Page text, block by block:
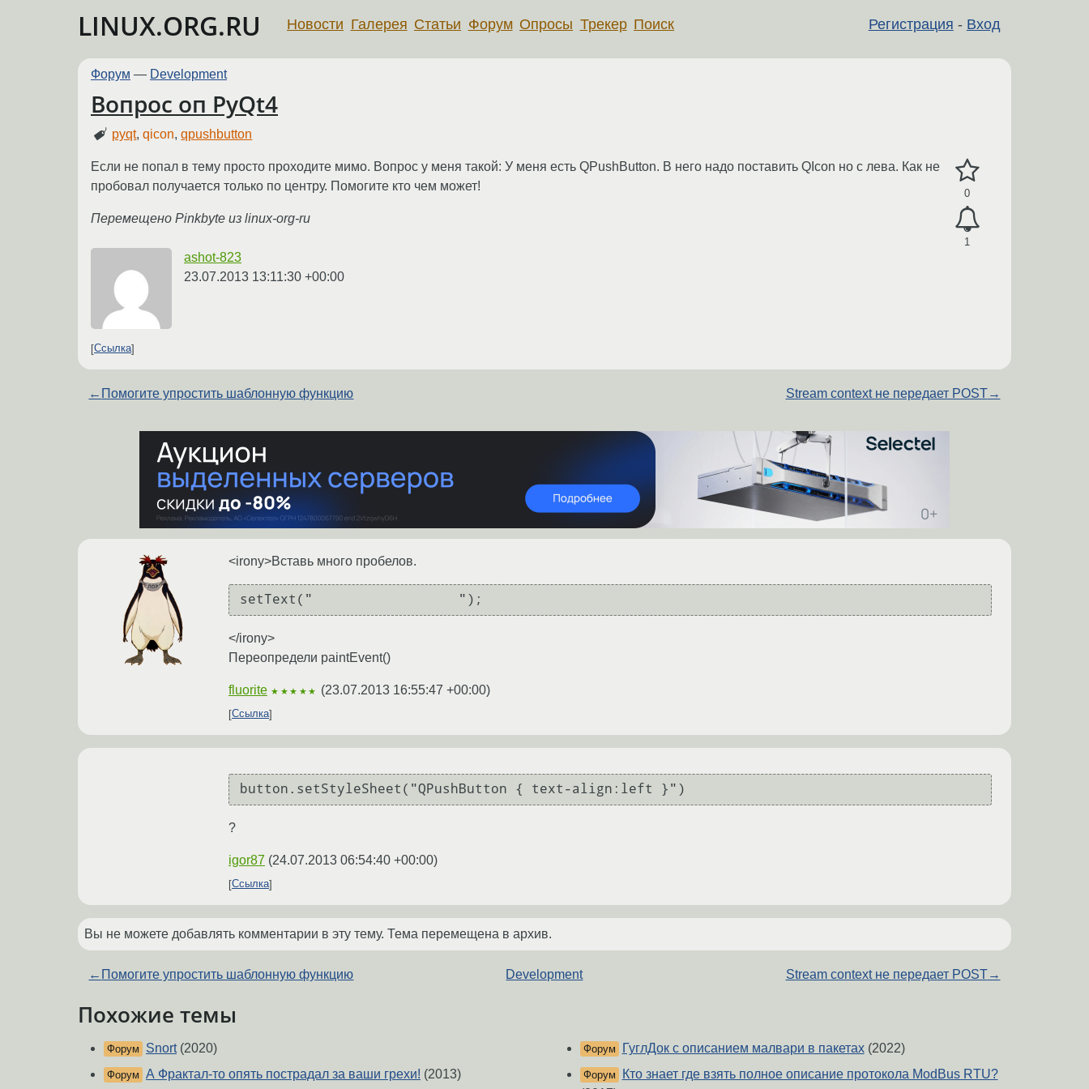
LINUX.ORG.RU Регистрация - Вход
Новости Галерея Статьи Форум Опросы Трекер Поиск
Форум — Development
Вопрос оп PyQt4
pyqt,qicon,qpushbutton
0
1
Если не попал в тему просто проходите мимо. Вопрос у меня такой: У меня есть QPushButton. В него надо поставить QIcon но с лева. Как не
пробовал получается только по центру. Помогите кто чем может!
Перемещено Pinkbyte из linux-org-ru
ashot-823
23.07.2013 13:11:30 +00:00
Ссылка
← Помогите упростить шаблонную функцию Stream context не передает POST→
<irony>Вставь много пробелов.
setText("                  ");
</irony>
Переопредели paintEvent()
fluorite ★★★★★ (23.07.2013 16:55:47 +00:00)
Ссылка
button.setStyleSheet("QPushButton { text-align:left }")
?
igor87 (24.07.2013 06:54:40 +00:00)
Ссылка
Вы не можете добавлять комментарии в эту тему. Тема перемещена в архив.
← Помогите упростить шаблонную функцию Development Stream context не передает POST→
Похожие темы
Форум Snort(2020)
Форум А Фрактал-то опять пострадал за ваши грехи! (2013)
Форум ГуглДок с описанием малвари в пакетах(2022)
Форум
Кто знает где взять полное описание протокола ModBus RTU?